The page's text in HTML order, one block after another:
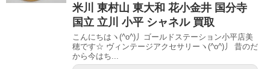
米川 東村山 東大和 花小金井 国分寺
国立 立川 小平 シャネル 買取
こんにちはヽ(^o^)丿ゴールドステーション小平店美
穂です☆ ヴィンテージアクセサリーヽ(^o^)丿 昔のだ
から今はち...